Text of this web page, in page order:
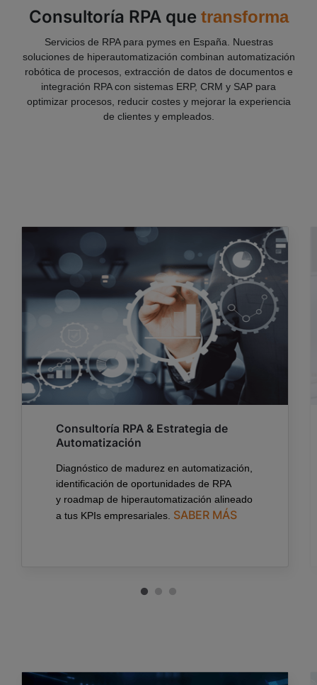
Consultoría RPA que transforma
Servicios de RPA para pymes en España. Nuestras
soluciones de hiperautomatización combinan automatización
robótica de procesos, extracción de datos de documentos e
integración RPA con sistemas ERP, CRM y SAP para
optimizar procesos, reducir costes y mejorar la experiencia
de clientes y empleados.
Consultoría RPA & Estrategia de
Automatización
Diagnóstico de madurez en automatización,
identificación de oportunidades de RPA
y roadmap de hiperautomatización alineado
a tus KPIs empresariales. SABER MÁS